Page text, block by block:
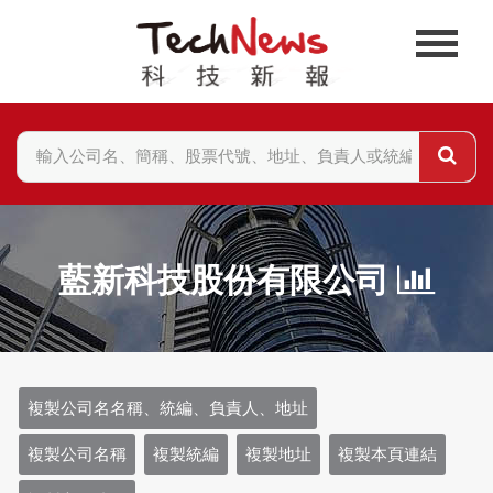
藍新科技股份有限公司
複製公司名名稱、統編、負責人、地址
複製公司名稱 複製統編 複製地址 複製本頁連結